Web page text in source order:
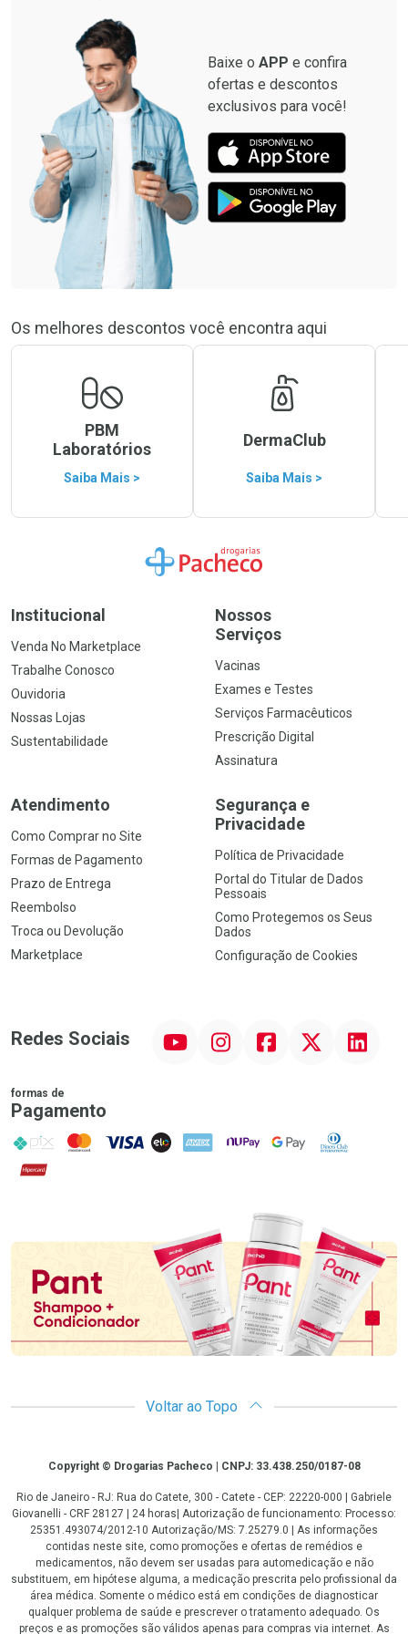
Baixe o APP e confira
ofertas e descontos
exclusivos para você!
Os melhores descontos você encontra aqui
PBM
Laboratórios
Saiba Mais >
DermaClub
Saiba Mais >
Ir para a Home
Institucional
Venda No Marketplace
Trabalhe Conosco
Ouvidoria
Nossas Lojas
Sustentabilidade
Nossos
Serviços
Vacinas
Exames e Testes
Serviços Farmacêuticos
Prescrição Digital
Assinatura
Atendimento
Como Comprar no Site
Formas de Pagamento
Prazo de Entrega
Reembolso
Troca ou Devolução
Marketplace
Segurança e
Privacidade
Política de Privacidade
Portal do Titular de Dados
Pessoais
Como Protegemos os Seus
Dados
Configuração de Cookies
Redes Sociais InstagramFacebook Linkedin
formas de
Pagamento
PIX MasterCard
VISA ELO AMEX NuPay Google PayDiners Club
Hipercard
Voltar ao Topo
CopyrightCopyright © Drogarias Pacheco | CNPJ: 33.438.250/0187-08
Rio de Janeiro - RJ: Rua do Catete, 300 - Catete - CEP: 22220-000 | Gabriele
Giovanelli - CRF 28127 | 24 horas| Autorização de funcionamento: Processo:
25351.493074/2012-10 Autorização/MS: 7.25279.0 | As informações
contidas neste site, como promoções e ofertas de remédios e
medicamentos, não devem ser usadas para automedicação e não
substituem, em hipótese alguma, a medicação prescrita pelo profissional da
área médica. Somente o médico está em condições de diagnosticar
qualquer problema de saúde e prescrever o tratamento adequado. Os
preços e as promoções são válidos apenas para compras via internet. As